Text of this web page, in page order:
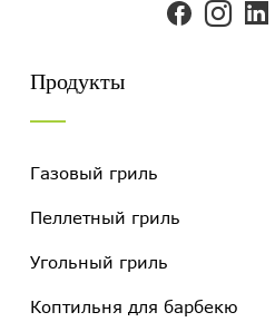
 
Продукты
Газовый гриль
Пеллетный гриль
Угольный гриль
Коптильня для барбекю